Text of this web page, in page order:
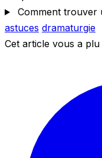
Comment trouver
astuces dramaturgie
Cet article vous a plu